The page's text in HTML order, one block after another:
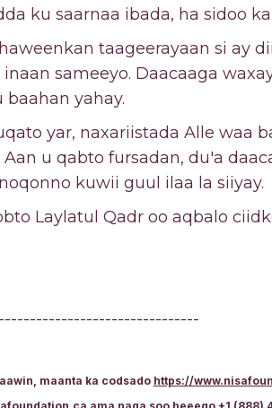
ku saarnaa ibada, ha sidoo
taageerayaan si ay
sameeyo. Daacaaga
baahan yahay.
yar, naxariistada Alle waa
u qabto fursadan, du'a
kuwii guul ilaa la siiyay.
Laylatul Qadr oo aqbalo
maanta ka codsado https://